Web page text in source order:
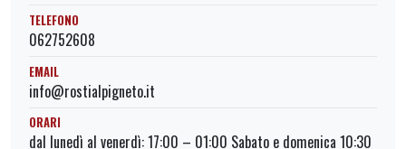
TELEFONO
062752608
EMAIL
info@rostialpigneto.it
ORARI
dal lunedì al venerdì: 17:00 – 01:00 Sabato e domenica 10:30